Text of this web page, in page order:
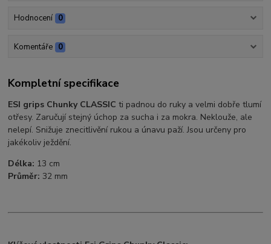
Hodnocení 0
Komentáře 0
Kompletní specifikace
ESI grips Chunky CLASSIC ti padnou do ruky a velmi dobře tlumí
otřesy. Zaručují stejný úchop za sucha i za mokra. Neklouže, ale
nelepí. Snižuje znecitlivění rukou a únavu paží. Jsou určeny pro
jakékoliv ježdění.
Délka: 13 cm
Průměr:32 mm